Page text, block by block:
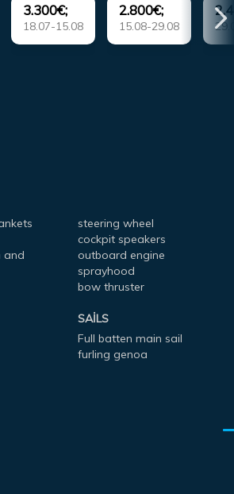
3.300€;
18.07-15.08
2.800€;
15.08-29.08
and
steering wheel
cockpit speakers
outboard engine
sprayhood
bow thruster
SAILS
Full batten main sail
furling genoa